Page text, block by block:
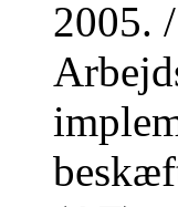
2005.